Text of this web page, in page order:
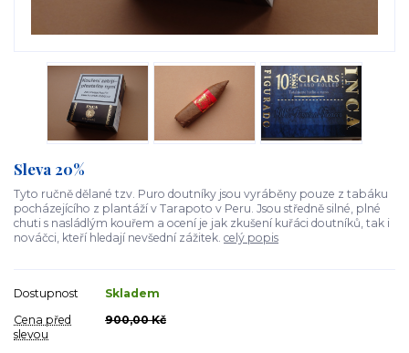
Sleva 20%
Tyto ručně dělané tzv. Puro doutníky jsou vyráběny pouze z tabáku
pocházejícího z plantáží v Tarapoto v Peru. Jsou středně silné, plné
chuti s nasládlým kouřem a ocení je jak zkušení kuřáci doutníků, tak i
nováčci, kteří hledají nevšední zážitek. celý popis
Dostupnost
Skladem
Cena před
slevou
900,00 Kč